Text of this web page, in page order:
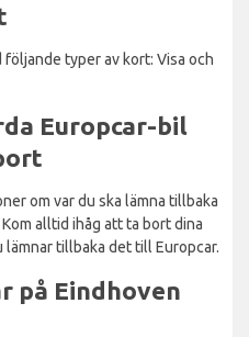
typer av kort: Visa och
Europcar-bil
om var du ska lämna tillbaka
alltid ihåg att ta bort dina
tillbaka det till Europcar.
på Eindhoven